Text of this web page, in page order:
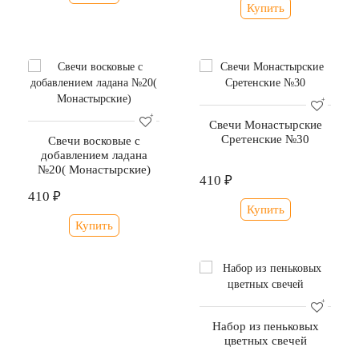
Купить
Свечи восковые с
добавлением ладана
№20( Монастырские)
410 ₽
Купить
Свечи Монастырские
Сретенские №30
410 ₽
Купить
Набор из пеньковых
цветных свечей